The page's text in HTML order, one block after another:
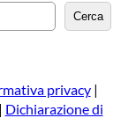
Cerca
privacy|
Dichiarazione di